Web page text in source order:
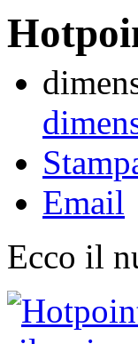
Email
Ecco il